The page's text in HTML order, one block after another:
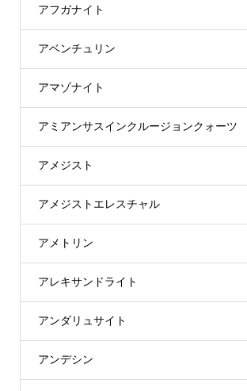
アフガナイト
アベンチュリン
アマゾナイト
アミアンサスインクルージョンクォーツ
アメジスト
アメジストエレスチャル
アメトリン
アレキサンドライト
アンダリュサイト
アンデシン